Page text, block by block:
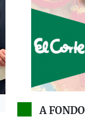
A FONDO